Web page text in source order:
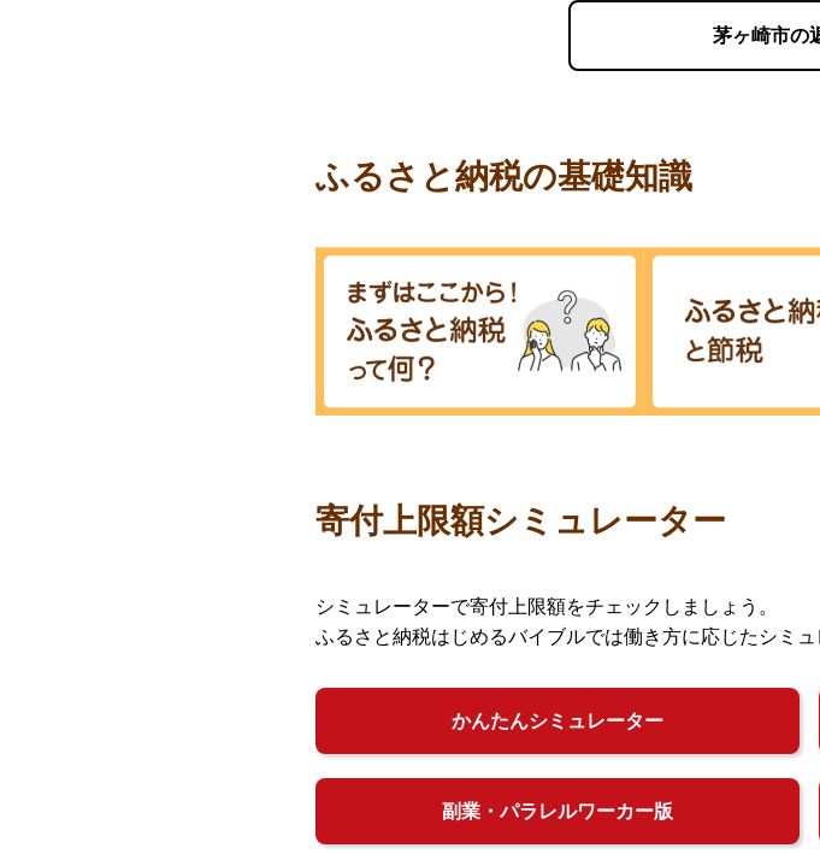
茅ヶ崎市の
ふるさと納税の基礎知識
寄付上限額シミュレーター
シミュレーターで寄付上限額をチェックしましょう。
ふるさと納税はじめるバイブルでは働き方に応じたシミュ
かんたんシミュレーター
副業・パラレルワーカー版